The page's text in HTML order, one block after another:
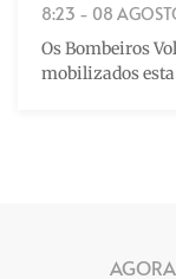
8:23 - 08
Os Bombeiros
mobilizados
AGORA